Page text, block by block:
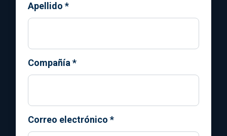
Apellido *
Compañía *
Correo electrónico *